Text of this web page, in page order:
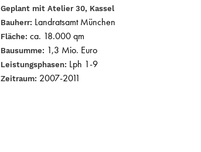
Geplant mit Atelier 30, Kassel
Bauherr: Landratsamt München
Fläche: ca. 18.000 qm
Bausumme: 1,3 Mio. Euro
Leistungsphasen: Lph 1-9
Zeitraum: 2007-2011